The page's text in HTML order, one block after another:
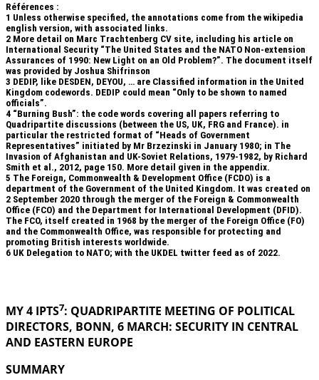
Références :
1 Unless otherwise specified, the annotations come from the wikipedia
english version, with associated links.
2 More detail on Marc Trachtenberg CV site, including his article on
International Security “The United States and the NATO Non-extension
Assurances of 1990: New Light on an Old Problem?”. The document itself
was provided by Joshua Shifrinson
3 DEDIP, like DESDEN, DEYOU, … are Classified information in the United
Kingdom codewords. DEDIP could mean “Only to be shown to named
officials”.
4 “Burning Bush”: the code words covering all papers referring to
Quadripartite discussions (between the US, UK, FRG and France). in
particular the restricted format of “Heads of Government
Representatives” initiated by Mr Brzezinski in January 1980; in The
Invasion of Afghanistan and UK-Soviet Relations, 1979-1982, by Richard
Smith et al., 2012, page 150. More detail given in the appendix.
5 The Foreign, Commonwealth & Development Office (FCDO) is a
department of the Government of the United Kingdom. It was created on
2 September 2020 through the merger of the Foreign & Commonwealth
Office (FCO) and the Department for International Development (DFID).
The FCO, itself created in 1968 by the merger of the Foreign Office (FO)
and the Commonwealth Office, was responsible for protecting and
promoting British interests worldwide.
6 UK Delegation to NATO; with the UKDEL twitter feed as of 2022.
MY 4 IPTS7: QUADRIPARTITE MEETING OF POLITICAL
DIRECTORS, BONN, 6 MARCH: SECURITY IN CENTRAL
AND EASTERN EUROPE
SUMMARY